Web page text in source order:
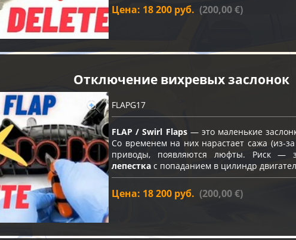
Цена: 18 200 руб. (200,00 €)
Отключение вихревых заслонок
FLAPG17
FLAP / Swirl Flaps— это маленькие
Со временем на них нарастает сажа (из-
приводы, появляются люфты. Риск —
лепестка с попаданием в цилиндр
Цена: 18 200 руб. (200,00 €)